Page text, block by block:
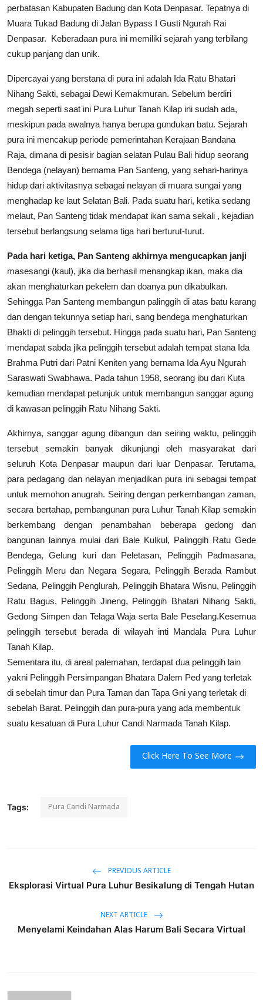
perbatasan Kabupaten Badung dan Kota Denpasar. Tepatnya di
Muara Tukad Badung di Jalan Bypass I Gusti Ngurah Rai
Denpasar. Keberadaan pura ini memiliki sejarah yang terbilang
cukup panjang dan unik.
Dipercayai yang berstana di pura ini adalah Ida Ratu Bhatari
Nihang Sakti, sebagai Dewi Kemakmuran. Sebelum berdiri
megah seperti saat ini Pura Luhur Tanah Kilap ini sudah ada,
meskipun pada awalnya hanya berupa gundukan batu. Sejarah
pura ini mencakup periode pemerintahan Kerajaan Bandana
Raja, dimana di pesisir bagian selatan Pulau Bali hidup seorang
Bendega (nelayan) bernama Pan Santeng, yang sehari-harinya
hidup dari aktivitasnya sebagai nelayan di muara sungai yang
menghadap ke laut Selatan Bali. Pada suatu hari, ketika sedang
melaut, Pan Santeng tidak mendapat ikan sama sekali , kejadian
tersebut berlangsung selama tiga hari berturut-turut.
Pada hari ketiga, Pan Santeng akhirnya mengucapkan janji
masesangi (kaul), jika dia berhasil menangkap ikan, maka dia
akan menghaturkan pekelem dan doanya pun dikabulkan.
Sehingga Pan Santeng membangun palinggih di atas batu karang
dan dengan tekunnya setiap hari, sang bendega menghaturkan
Bhakti di pelinggih tersebut. Hingga pada suatu hari, Pan Santeng
mendapat sabda jika pelinggih tersebut adalah tempat stana Ida
Brahma Putri dari Patni Keniten yang bernama Ida Ayu Ngurah
Saraswati Swabhawa. Pada tahun 1958, seorang ibu dari Kuta
kemudian mendapat petunjuk untuk membangun sanggar agung
di kawasan pelinggih Ratu Nihang Sakti.
Akhirnya, sanggar agung dibangun dan seiring waktu, pelinggih
tersebut semakin banyak dikunjungi oleh masyarakat dari
seluruh Kota Denpasar maupun dari luar Denpasar. Terutama,
para pedagang dan nelayan menjadikan pura ini sebagai tempat
untuk memohon anugrah. Seiring dengan perkembangan zaman,
secara bertahap, pembangunan pura Luhur Tanah Kilap semakin
berkembang dengan penambahan beberapa gedong dan
bangunan lainnya mulai dari Bale Kulkul, Palinggih Ratu Gede
Bendega, Gelung kuri dan Peletasan, Pelinggih Padmasana,
Pelinggih Meru dan Negara Segara, Pelinggih Berada Rambut
Sedana, Pelinggih Penglurah, Pelinggih Bhatara Wisnu, Pelinggih
Ratu Bagus, Pelinggih Jineng, Pelinggih Bhatari Nihang Sakti,
Gedong Simpen dan Telaga Waja serta Bale Peselang.Kesemua
pelinggih tersebut berada di wilayah inti Mandala Pura Luhur
Tanah Kilap.
Sementara itu, di areal palemahan, terdapat dua pelinggih lain
yakni Pelinggih Persimpangan Bhatara Dalem Ped yang terletak
di sebelah timur dan Pura Taman dan Tapa Gni yang terletak di
sebelah Barat. Pelinggih dan pura-pura yang ada membentuk
suatu kesatuan di Pura Luhur Candi Narmada Tanah Kilap.
Click Here To See More
Tags: Pura Candi Narmada
PREVIOUS ARTICLE
Eksplorasi Virtual Pura Luhur Besikalung di Tengah Hutan
NEXT ARTICLE
Menyelami Keindahan Alas Harum Bali Secara Virtual